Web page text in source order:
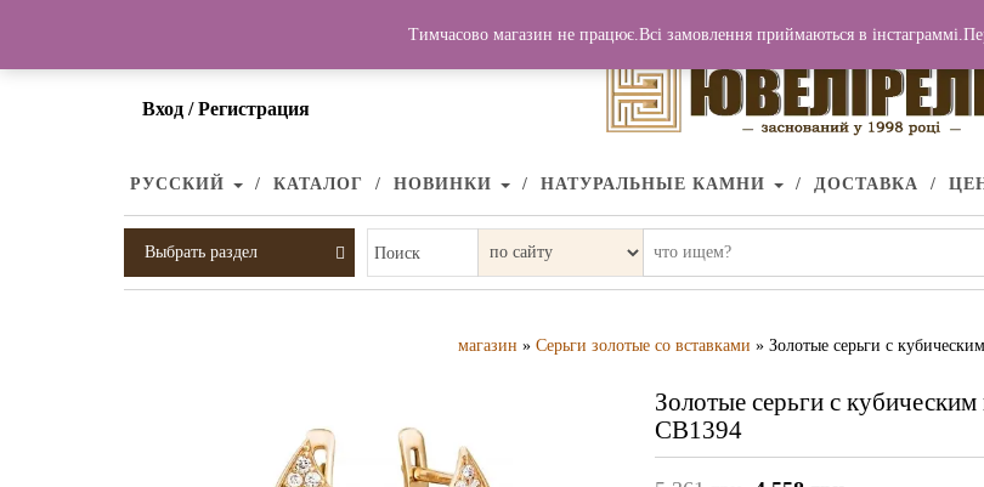
Вход / Регистрация
РУССКИЙ КАТАЛОГ НОВИНКИ НАТУРАЛЬНЫЕ КАМНИ ДОСТАВКА
Выбрать раздел Поиск
магазин » Серьги золотые со вставками » Золотые серьги с
Золотые серьги с
СВ1394
Тимчасово магазин не працює.Всі замовлення приймаються в